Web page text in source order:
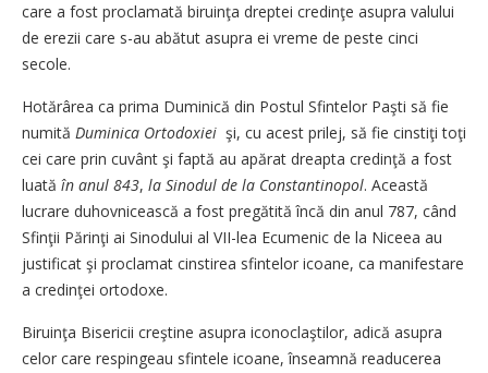
care a fost pro­clamată biruinţa dreptei cre­dinţe asupra valului
de ere­zii care s-au abătut asupra ei vre­me de peste cinci
secole.
Hotărârea ca prima Dumi­ni­că din Postul Sfintelor Paşti să fie
numită Duminica Orto­do­xiei şi, cu acest prilej, să fie cinstiţi toţi
cei care prin cuvânt şi fap­tă au apărat dreapta cre­din­ţă a fost
luată în anul 843, la Sinodul de la Con­stan­ti­no­pol. Această
lucrare duhov­ni­ceas­că a fost pregătită încă din a­nul 787, când
Sfinţii Părinţi ai Si­nodului al VII-lea Ecumenic de la Niceea au
justificat şi pro­clamat cinstirea sfintelor icoa­ne, ca manifestare
a credinţei or­todoxe.
Biruinţa Bisericii creştine a­su­pra iconoclaştilor, adică asu­pra
celor care respingeau sfin­te­­le icoane, înseamnă readuce­rea